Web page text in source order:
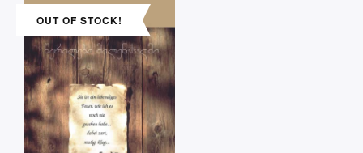
OUT OF STOCK!